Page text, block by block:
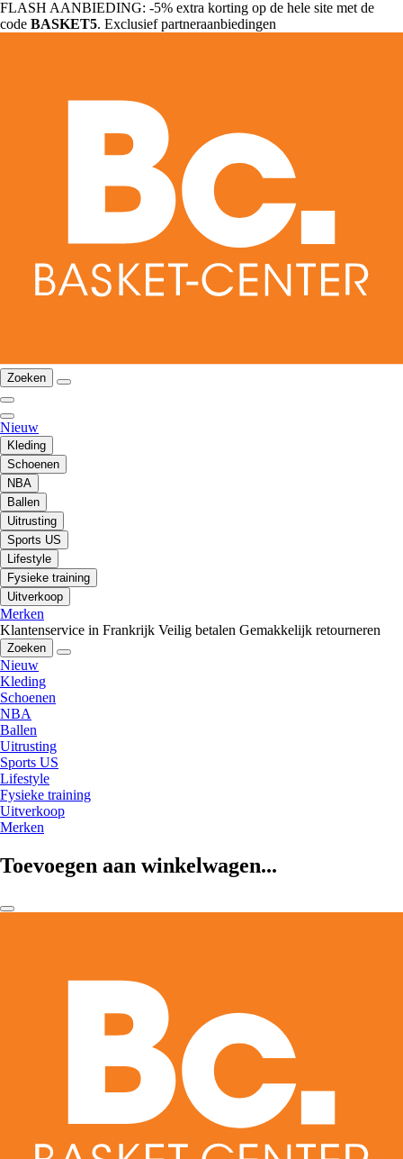
FLASH AANBIEDING: -5% extra korting op de hele site met de
code BASKET5. Exclusief partneraanbiedingen
Zoeken
Nieuw
Kleding
Schoenen
NBA
Ballen
Uitrusting
Sports US
Lifestyle
Fysieke training
Uitverkoop
Merken
Klantenservice in Frankrijk Veilig betalen Gemakkelijk retourneren
Zoeken
Nieuw
Kleding
Schoenen
NBA
Ballen
Uitrusting
Sports US
Lifestyle
Fysieke training
Uitverkoop
Merken
Toevoegen aan winkelwagen...